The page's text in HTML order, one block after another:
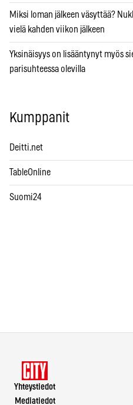
Miksi loman jälkeen väsyttää?
vielä kahden viikon jälkeen
Yksinäisyys on lisääntynyt myös
parisuhteessa olevilla
Kumppanit
Deitti.net
TableOnline
Suomi24
Yhteystiedot
Mediatiedot